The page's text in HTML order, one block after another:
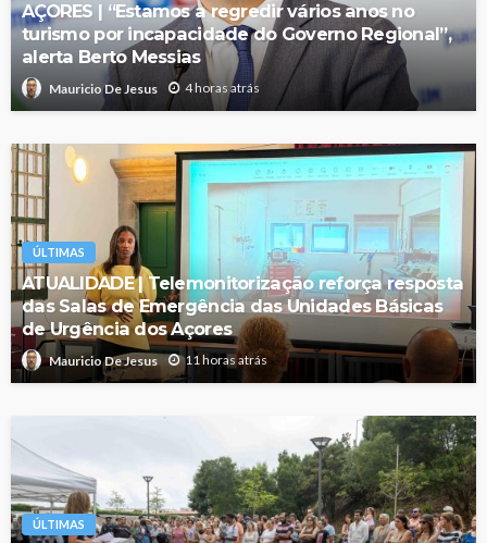
AÇORES | “Estamos a regredir vários anos no
turismo por incapacidade do Governo Regional”,
alerta Berto Messias
Mauricio De Jesus 4 horas atrás
ÚLTIMAS
ATUALIDADE | Telemonitorização reforça resposta
das Salas de Emergência das Unidades Básicas
de Urgência dos Açores
Mauricio De Jesus 11 horas atrás
ÚLTIMAS